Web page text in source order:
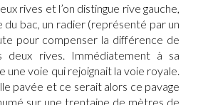
rives et l’on distingue rive gauche,
du bac, un radier (représenté par un
pour compenser la différence de
deux rives. Immédiatement à sa
une voie qui rejoignait la voie royale.
pavée et ce serait alors ce pavage
sur une trentaine de mètres de